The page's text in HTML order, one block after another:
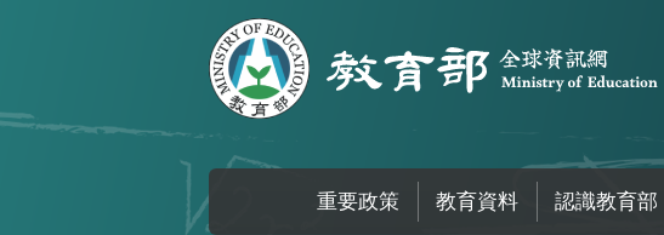
重要政策 教育資料 認識教育部